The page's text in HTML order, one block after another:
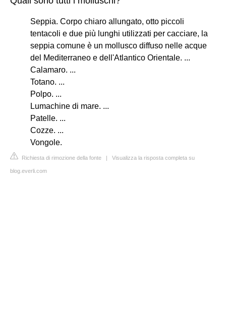
Seppia. Corpo chiaro allungato, otto piccoli
tentacoli e due più lunghi utilizzati per cacciare, la
seppia comune è un mollusco diffuso nelle acque
del Mediterraneo e dell'Atlantico Orientale. ...
Calamaro. ...
Totano. ...
Polpo. ...
Lumachine di mare. ...
Patelle. ...
Cozze. ...
Vongole.
Richiesta di rimozione della fonte | Visualizza la risposta completa su
blog.everli.com